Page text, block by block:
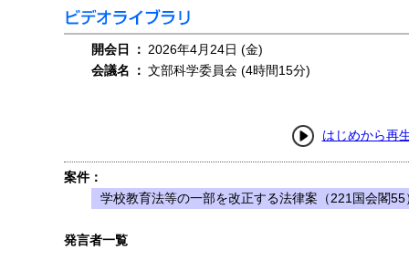
開会日 ： 2026年4月24日 (金)
会議名
： 文部科学委員会 (4時間15分)
はじめから再
案件：
学校教育法等の一部を改正する法律案（221国会閣55
発言者一覧